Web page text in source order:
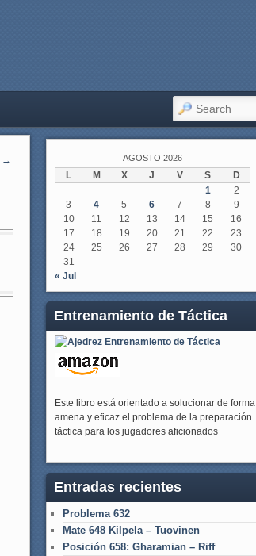
SEARCH
→ AGOSTO 2026
L M X J V S
D
1
2
3
4 5 6 7 8
9
10
11 12 13 14 15
16
17
18 19 20 21 22
23
24
25 26 27 28 29
30
31
« Jul
Entrenamiento de Táctica
Este libro está orientado a solucionar de forma
amena y eficaz el problema de la preparación
táctica para los jugadores aficionados
Entradas recientes
Problema 632
Mate 648 Kilpela – Tuovinen
Posición 658: Gharamian – Riff